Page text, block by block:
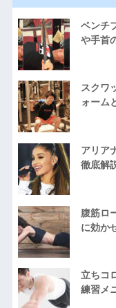
ベンチ
や手首
スクワ
ォーム
アリア
徹底解
腹筋ロ
に効か
立ちコ
練習メ